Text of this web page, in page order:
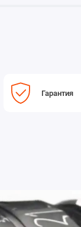
Гарантия